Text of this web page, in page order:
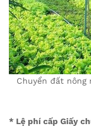
Chuyển đất nông
* Lệ phí cấp Giấy